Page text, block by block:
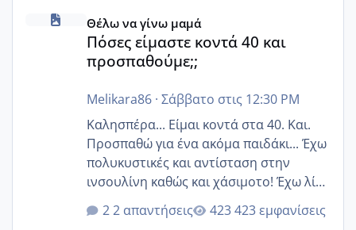
Πόσες είμαστε κοντά 40 και προσπαθούμε;;
Θέλω να γίνω μαμά
Πόσες είμαστε κοντά 40 και
προσπαθούμε;;
Melikara86· Σάββατο στις 12:30 PM
Καλησπέρα... Είμαι κοντά στα 40. Και.
Προσπαθώ για ένα ακόμα παιδάκι... Έχω
πολυκυστικές και αντίσταση στην
ινσουλίνη καθώς και χάσιμοτο! Έχω λίγα
κιλά παραπάνω και όσο κ αν προσπαθώ
δεν χάνω εύκολα! Προσπαθώ για ακόμη
2 απαντήσεις 423 εμφανίσεις